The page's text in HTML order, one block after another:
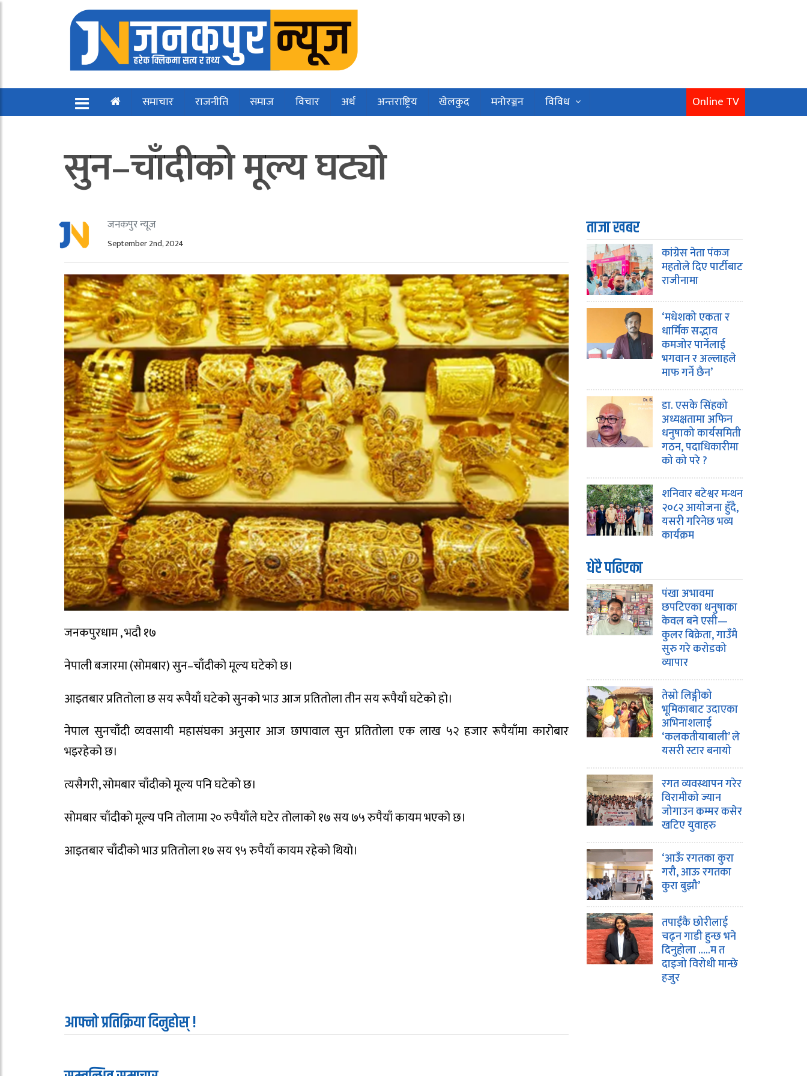
समाचार राजनीति समाज विचार अर्थ अन्तराष्ट्रिय खेलकुद मनोरञ्जन विविध Online TV
सुन–चाँदीको मूल्य घट्यो
जनकपुर न्यूज
September 2nd, 2024
जनकपुरधाम , भदौ १७
नेपाली बजारमा (सोमबार) सुन–चाँदीको मूल्य घटेको छ।
आइतबार प्रतितोला छ सय रूपैयाँ घटेको सुनको भाउ आज प्रतितोला तीन सय रूपैयाँ घटेको हो।
नेपाल सुनचाँदी व्यवसायी महासंघका अनुसार आज छापावाल सुन प्रतितोला एक लाख ५२ हजार रूपैयाँमा कारोबार
भइरहेको छ।
त्यसैगरी, सोमबार चाँदीको मूल्य पनि घटेको छ।
सोमबार चाँदीको मूल्य पनि तोलामा २० रुपैयाँले घटेर तोलाको १७ सय ७५ रुपैयाँ कायम भएको छ।
आइतबार चाँदीको भाउ प्रतितोला १७ सय ९५ रुपैयाँ कायम रहेको थियो।
आफ्नो प्रतिक्रिया दिनुहोस् !
ताजा खबर
कांग्रेस नेता पंकज
महतोले दिए पार्टीबाट
राजीनामा
‘मधेशको एकता र
धार्मिक सद्भाव
कमजोर पार्नेलाई
भगवान र अल्लाहले
माफ गर्ने छैन’
डा. एसके सिंहको
अध्यक्षतामा अफिन
धनुषाको कार्यसमिती
गठन, पदाधिकारीमा
को को परे ?
शनिवार बटेश्वर मन्थन
२०८२ आयोजना हुँदै,
यसरी गरिनेछ भव्य
कार्यक्रम
धेरै पढिएका
पंखा अभावमा
छपटिएका धनुषाका
केवल बने एसी—
कुलर बिक्रेता, गाउँमै
सुरु गरे करोडको
व्यापार
तेस्रो लिङ्गीको
भूमिकाबाट उदाएका
अभिनाशलाई
‘कलकतीयाबाली’ ले
यसरी स्टार बनायो
रगत व्यवस्थापन गरेर
विरामीको ज्यान
जोगाउन कम्मर कसेर
खटिए युवाहरु
‘आऊँ रगतका कुरा
गरौ, आऊ रगतका
कुरा बुझौ’
तपाईंकै छोरीलाई
चढ्न गाडी हुन्छ भने
दिनुहोला …..म त
दाइजो विरोधी मान्छे
हजुर